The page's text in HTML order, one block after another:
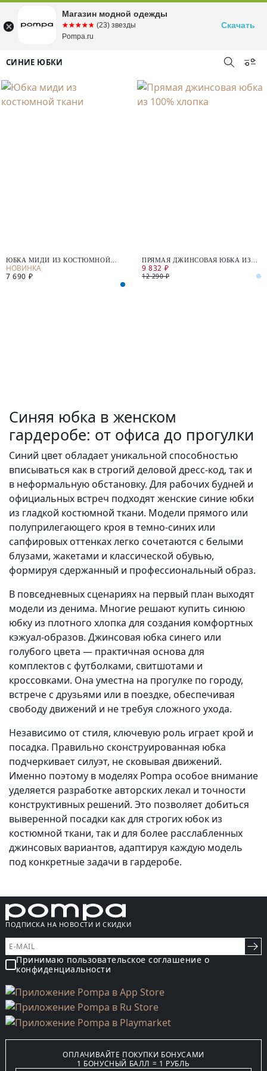
СИНИЕ ЮБКИ
ЮБКА МИДИ ИЗ КОСТЮМНОЙ
ТКАНИ
7 690 ₽
ПРЯМАЯ ДЖИНСОВАЯ ЮБКА ИЗ
100% ХЛОПКА
9 832 ₽
12 290 ₽
Синяя юбка в женском
гардеробе: от офиса до прогулки
Синий цвет обладает уникальной способностью
вписываться как в строгий деловой дресс-код, так и
в неформальную обстановку. Для рабочих будней и
официальных встреч подходят женские синие юбки
из гладкой костюмной ткани. Модели прямого или
полуприлегающего кроя в темно-синих или
сапфировых оттенках легко сочетаются с белыми
блузами, жакетами и классической обувью,
формируя сдержанный и профессиональный образ.
В повседневных сценариях на первый план выходят
модели из денима. Многие решают купить синюю
юбку из плотного хлопка для создания комфортных
кэжуал-образов. Джинсовая юбка синего или
голубого цвета — практичная основа для
комплектов с футболками, свитшотами и
кроссовками. Она уместна на прогулке по городу,
встрече с друзьями или в поездке, обеспечивая
свободу движений и не требуя сложного ухода.
Независимо от стиля, ключевую роль играет крой и
посадка. Правильно сконструированная юбка
подчеркивает силуэт, не сковывая движений.
Именно поэтому в моделях Pompa особое внимание
уделяется разработке авторских лекал и точности
конструктивных решений. Это позволяет добиться
выверенной посадки как для строгих юбок из
костюмной ткани, так и для более расслабленных
джинсовых вариантов, адаптируя каждую модель
под конкретные задачи в гардеробе.
ПОДПИСКА НА НОВОСТИ И СКИДКИ
Принимаю пользовательское соглашение о
конфиденциальности
ОПЛАЧИВАЙТЕ ПОКУПКИ БОНУСАМИ
1 БОНУСНЫЙ БАЛЛ = 1 РУБЛЬ
Магазин модной одежды
☆☆☆☆☆
★★★★★ (23) звезды
Pompa.ru
Скачать